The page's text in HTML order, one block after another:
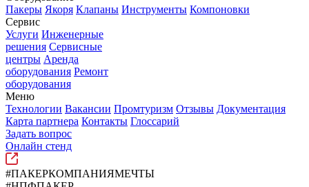
Пакеры Якоря Клапаны Инструменты Компоновки
Сервис
Услуги Инженерные
решения Сервисные
центры Аренда
оборудования Ремонт
оборудования
Меню
Технологии Вакансии Промтуризм Отзывы Документация
Карта партнера Контакты Глоссарий
Задать вопрос
Онлайн стенд
#ПАКЕРКОМПАНИЯМЕЧТЫ